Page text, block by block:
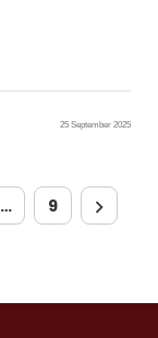
25 September 2025
… 9